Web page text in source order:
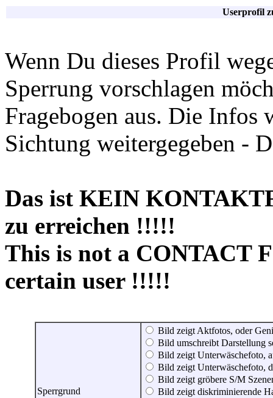
Userprofil
Wenn Du dieses Profil
Sperrung vorschlagen
Fragebogen aus. Die Infos
Sichtung weitergegeben -
Das ist KEIN
zu erreichen !!!!!
This is not a CONTACT
certain user !!!!!
Sperrgrund
Bild zeigt Aktfotos, oder
Bild umschreibt Darstellung
Bild zeigt Unterwäschefoto,
Bild zeigt Unterwäschefoto,
Bild zeigt gröbere S/M
Bild zeigt diskriminierende